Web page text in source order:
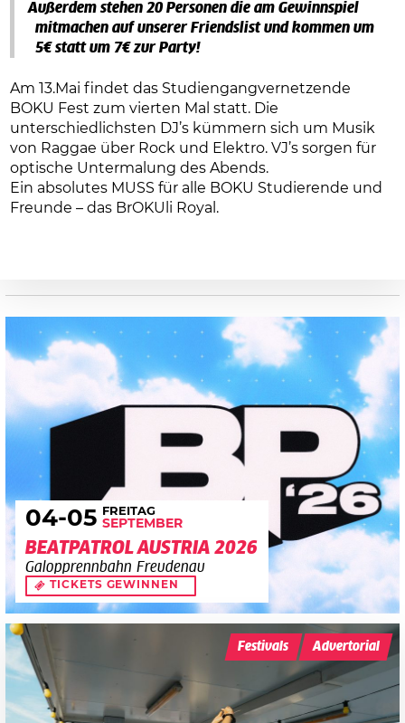
Außerdem stehen 20 Personen die am Gewinnspiel
mitmachen auf unserer Friendslist und kommen um
5€ statt um 7€ zur Party!
Am 13.Mai findet das Studiengangvernetzende
BOKU Fest zum vierten Mal statt. Die
unterschiedlichsten DJ’s kümmern sich um Musik
von Raggae über Rock und Elektro. VJ’s sorgen für
optische Untermalung des Abends.
Ein absolutes MUSS für alle BOKU Studierende und
Freunde – das BrOKUli Royal.
04-05 FREITAG
SEPTEMBER
BEATPATROL AUSTRIA 2026
Galopprennbahn Freudenau
TICKETS GEWINNEN
Festivals Advertorial